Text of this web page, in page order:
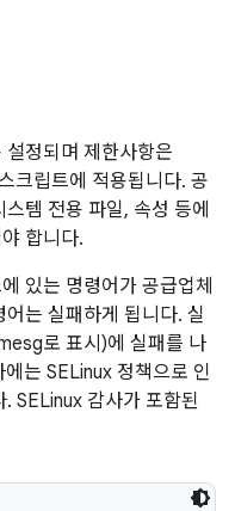
정되며 제한사항은
크립트에 적용됩니다. 공
템 전용 파일, 속성 등에
합니다.
있는 명령어가 공급업체
는 실패하게 됩니다. 실
로 표시)에 실패를 나
는 SELinux 정책으로 인
SELinux 감사가 포함된